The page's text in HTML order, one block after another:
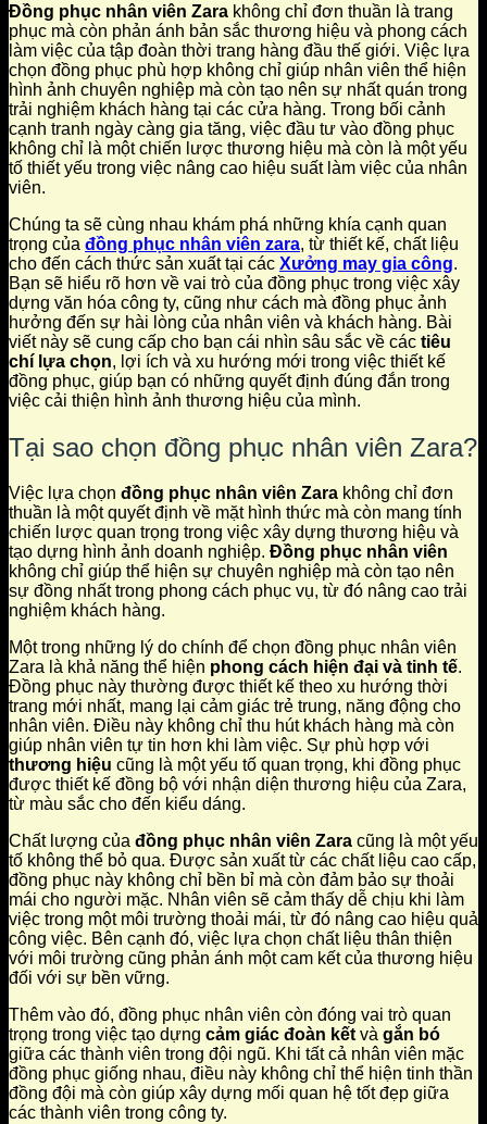
Đồng phục nhân viên Zara không chỉ đơn thuần là trang
phục mà còn phản ánh bản sắc thương hiệu và phong cách
làm việc của tập đoàn thời trang hàng đầu thế giới. Việc lựa
chọn đồng phục phù hợp không chỉ giúp nhân viên thể hiện
hình ảnh chuyên nghiệp mà còn tạo nên sự nhất quán trong
trải nghiệm khách hàng tại các cửa hàng. Trong bối cảnh
cạnh tranh ngày càng gia tăng, việc đầu tư vào đồng phục
không chỉ là một chiến lược thương hiệu mà còn là một yếu
tố thiết yếu trong việc nâng cao hiệu suất làm việc của nhân
viên.
Chúng ta sẽ cùng nhau khám phá những khía cạnh quan
trọng của đồng phục nhân viên zara, từ thiết kế, chất liệu
cho đến cách thức sản xuất tại các Xưởng may gia công.
Bạn sẽ hiểu rõ hơn về vai trò của đồng phục trong việc xây
dựng văn hóa công ty, cũng như cách mà đồng phục ảnh
hưởng đến sự hài lòng của nhân viên và khách hàng. Bài
viết này sẽ cung cấp cho bạn cái nhìn sâu sắc về các tiêu
chí lựa chọn, lợi ích và xu hướng mới trong việc thiết kế
đồng phục, giúp bạn có những quyết định đúng đắn trong
việc cải thiện hình ảnh thương hiệu của mình.
Tại sao chọn đồng phục nhân viên Zara?
Việc lựa chọn đồng phục nhân viên Zara không chỉ đơn
thuần là một quyết định về mặt hình thức mà còn mang tính
chiến lược quan trọng trong việc xây dựng thương hiệu và
tạo dựng hình ảnh doanh nghiệp. Đồng phục nhân viên
không chỉ giúp thể hiện sự chuyên nghiệp mà còn tạo nên
sự đồng nhất trong phong cách phục vụ, từ đó nâng cao trải
nghiệm khách hàng.
Một trong những lý do chính để chọn đồng phục nhân viên
Zara là khả năng thể hiện phong cách hiện đại và tinh tế.
Đồng phục này thường được thiết kế theo xu hướng thời
trang mới nhất, mang lại cảm giác trẻ trung, năng động cho
nhân viên. Điều này không chỉ thu hút khách hàng mà còn
giúp nhân viên tự tin hơn khi làm việc. Sự phù hợp với
thương hiệu cũng là một yếu tố quan trọng, khi đồng phục
được thiết kế đồng bộ với nhận diện thương hiệu của Zara,
từ màu sắc cho đến kiểu dáng.
Chất lượng của đồng phục nhân viên Zara cũng là một yếu
tố không thể bỏ qua. Được sản xuất từ các chất liệu cao cấp,
đồng phục này không chỉ bền bỉ mà còn đảm bảo sự thoải
mái cho người mặc. Nhân viên sẽ cảm thấy dễ chịu khi làm
việc trong một môi trường thoải mái, từ đó nâng cao hiệu quả
công việc. Bên cạnh đó, việc lựa chọn chất liệu thân thiện
với môi trường cũng phản ánh một cam kết của thương hiệu
đối với sự bền vững.
Thêm vào đó, đồng phục nhân viên còn đóng vai trò quan
trọng trong việc tạo dựng cảm giác đoàn kếtvà gắn bó
giữa các thành viên trong đội ngũ. Khi tất cả nhân viên mặc
đồng phục giống nhau, điều này không chỉ thể hiện tinh thần
đồng đội mà còn giúp xây dựng mối quan hệ tốt đẹp giữa
các thành viên trong công ty.